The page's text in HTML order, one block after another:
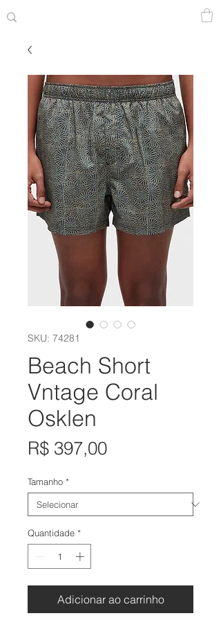
SKU: 74281
Beach Short
Vntage Coral
Osklen
R$ 397,00Preço
Tamanho *
Quantidade *
Adicionar ao carrinho